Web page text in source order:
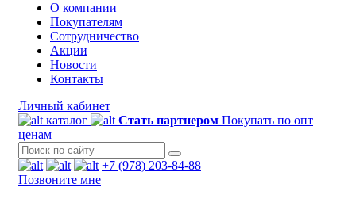
О компании
Покупателям
Сотрудничество
Акции
Новости
Контакты
Личный кабинет
каталог
Стать партнером Покупать по опт
ценам
+7 (978) 203-84-88
Позвоните мне